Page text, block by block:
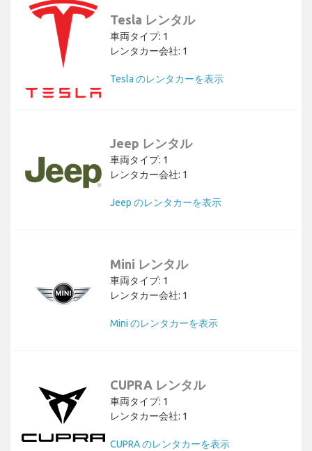
Tesla レンタル
車両タイプ: 1
レンタカー会社: 1
Tesla のレンタカーを表示
Jeep レンタル
車両タイプ: 1
レンタカー会社: 1
Jeep のレンタカーを表示
Mini レンタル
車両タイプ: 1
レンタカー会社: 1
Mini のレンタカーを表示
CUPRA レンタル
車両タイプ: 1
レンタカー会社: 1
CUPRA のレンタカーを表示